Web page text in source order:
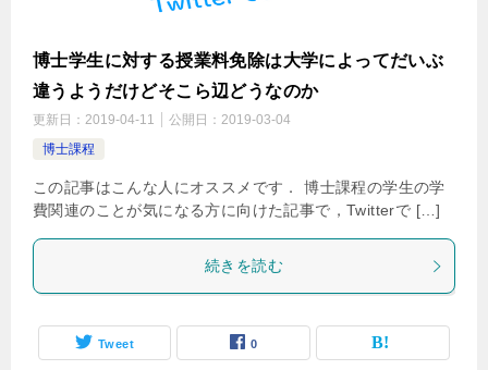
博士学生に対する授業料免除は大学によってだいぶ
違うようだけどそこら辺どうなのか
更新日： 2019-04-11 公開日： 2019-03-04
博士課程
この記事はこんな人にオススメです． 博士課程の学生の学
費関連のことが気になる方に向けた記事で，Twitterで […]
続きを読む
Tweet 0